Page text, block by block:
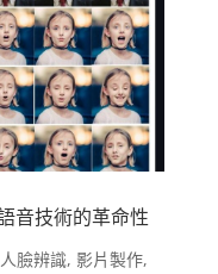
音技術的革命性
人臉辨識, 影片製作,